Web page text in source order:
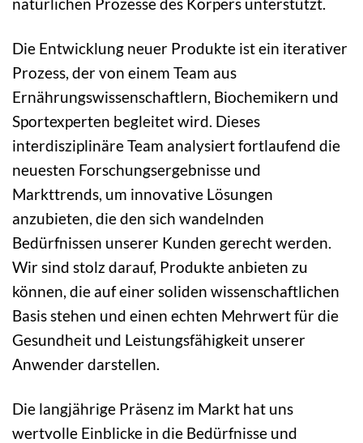
Die Entwicklung neuer Produkte ist ein iterativer
Prozess, der von einem Team aus
Ernährungswissenschaftlern, Biochemikern und
Sportexperten begleitet wird. Dieses
interdisziplinäre Team analysiert fortlaufend die
neuesten Forschungsergebnisse und
Markttrends, um innovative Lösungen
anzubieten, die den sich wandelnden
Bedürfnissen unserer Kunden gerecht werden.
Wir sind stolz darauf, Produkte anbieten zu
können, die auf einer soliden wissenschaftlichen
Basis stehen und einen echten Mehrwert für die
Gesundheit und Leistungsfähigkeit unserer
Anwender darstellen.
Die langjährige Präsenz im Markt hat uns
wertvolle Einblicke in die Bedürfnisse und